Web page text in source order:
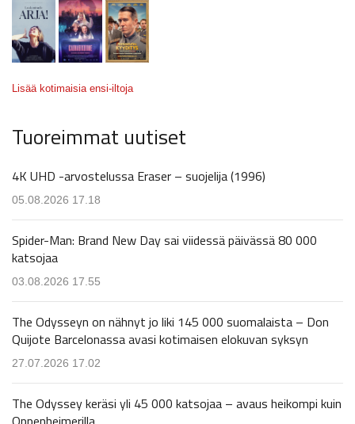
Lisää kotimaisia ensi-iltoja
Tuoreimmat uutiset
4K UHD -arvostelussa Eraser – suojelija (1996)
05.08.2026 17.18
Spider-Man: Brand New Day sai viidessä päivässä 80 000
katsojaa
03.08.2026 17.55
The Odysseyn on nähnyt jo liki 145 000 suomalaista – Don
Quijote Barcelonassa avasi kotimaisen elokuvan syksyn
27.07.2026 17.02
The Odyssey keräsi yli 45 000 katsojaa – avaus heikompi kuin